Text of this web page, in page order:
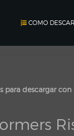
COMO
para descargar con